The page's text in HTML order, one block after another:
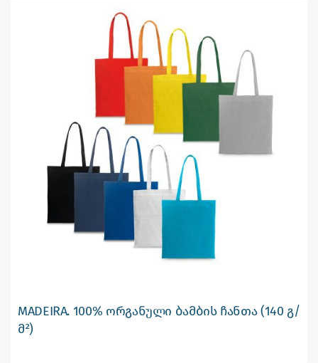
MADEIRA. 100% ორგანული ბამბის ჩანთა (140 გ/
მ²)